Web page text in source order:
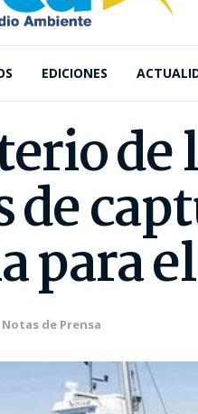
EDICIONES
de
de
para
Notas de Prensa